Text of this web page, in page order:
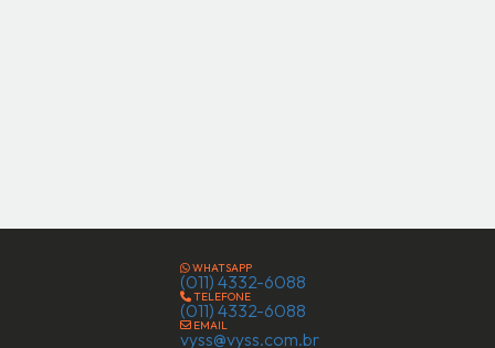
WHATSAPP
(011) 4332-6088
TELEFONE
(011) 4332-6088
EMAIL
vyss@vyss.com.br